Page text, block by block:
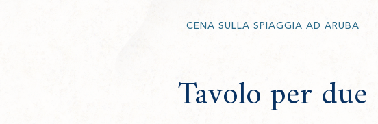
CENA SULLA SPIAGGIA AD ARUBA
Tavolo per due